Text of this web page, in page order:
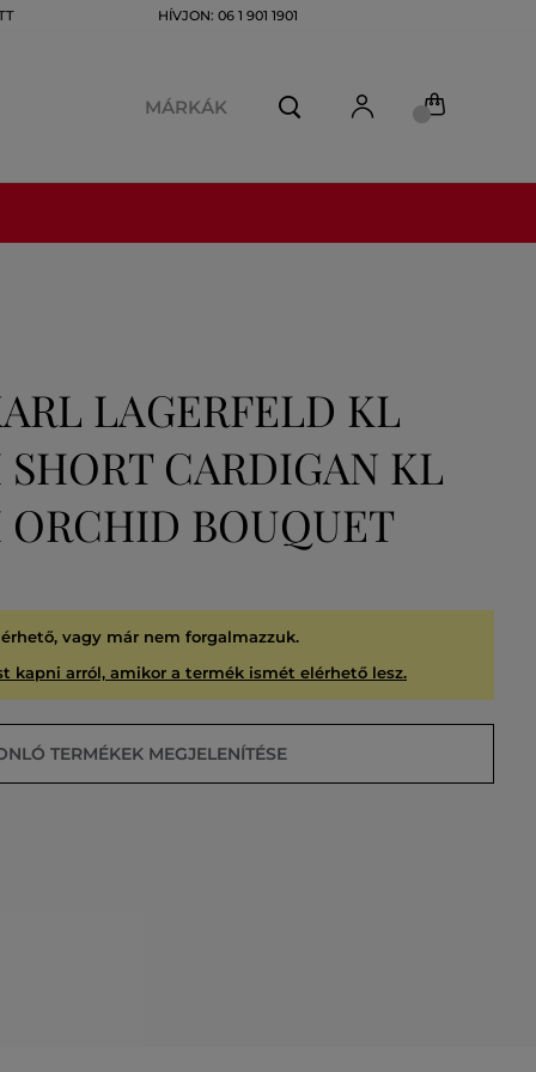
HÍVJON: 06 1 901 1901
MÁRKÁK
LAGERFELD KL
CARDIGAN KL
BOUQUET
vagy már nem forgalmazzuk.
kapni arról, amikor a termék ismét elérhető lesz.
TERMÉKEK MEGJELENÍTÉSE